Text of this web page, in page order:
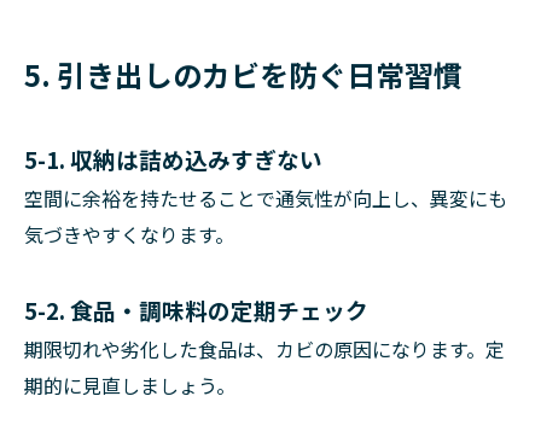
5. 引き出しのカビを防ぐ日常習慣
5-1. 収納は詰め込みすぎない
空間に余裕を持たせることで通気性が向上し、異変にも
気づきやすくなります。
5-2. 食品・調味料の定期チェック
期限切れや劣化した食品は、カビの原因になります。定
期的に見直しましょう。